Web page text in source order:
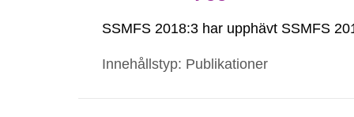
SSMFS 2018:3 har upphävt SSMFS
Innehållstyp: Publikationer